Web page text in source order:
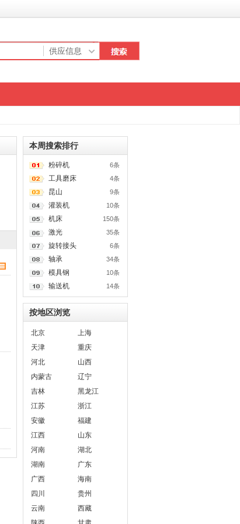
本周搜索排行
6条
粉碎机
4条
工具磨床
9条
昆山
10条
灌装机
150条
机床
35条
激光
6条
旋转接头
34条
轴承
10条
模具钢
14条
输送机
按地区浏览
北京
上海
天津
重庆
河北
山西
内蒙古
辽宁
吉林
黑龙江
江苏
浙江
安徽
福建
江西
山东
河南
湖北
湖南
广东
广西
海南
四川
贵州
云南
西藏